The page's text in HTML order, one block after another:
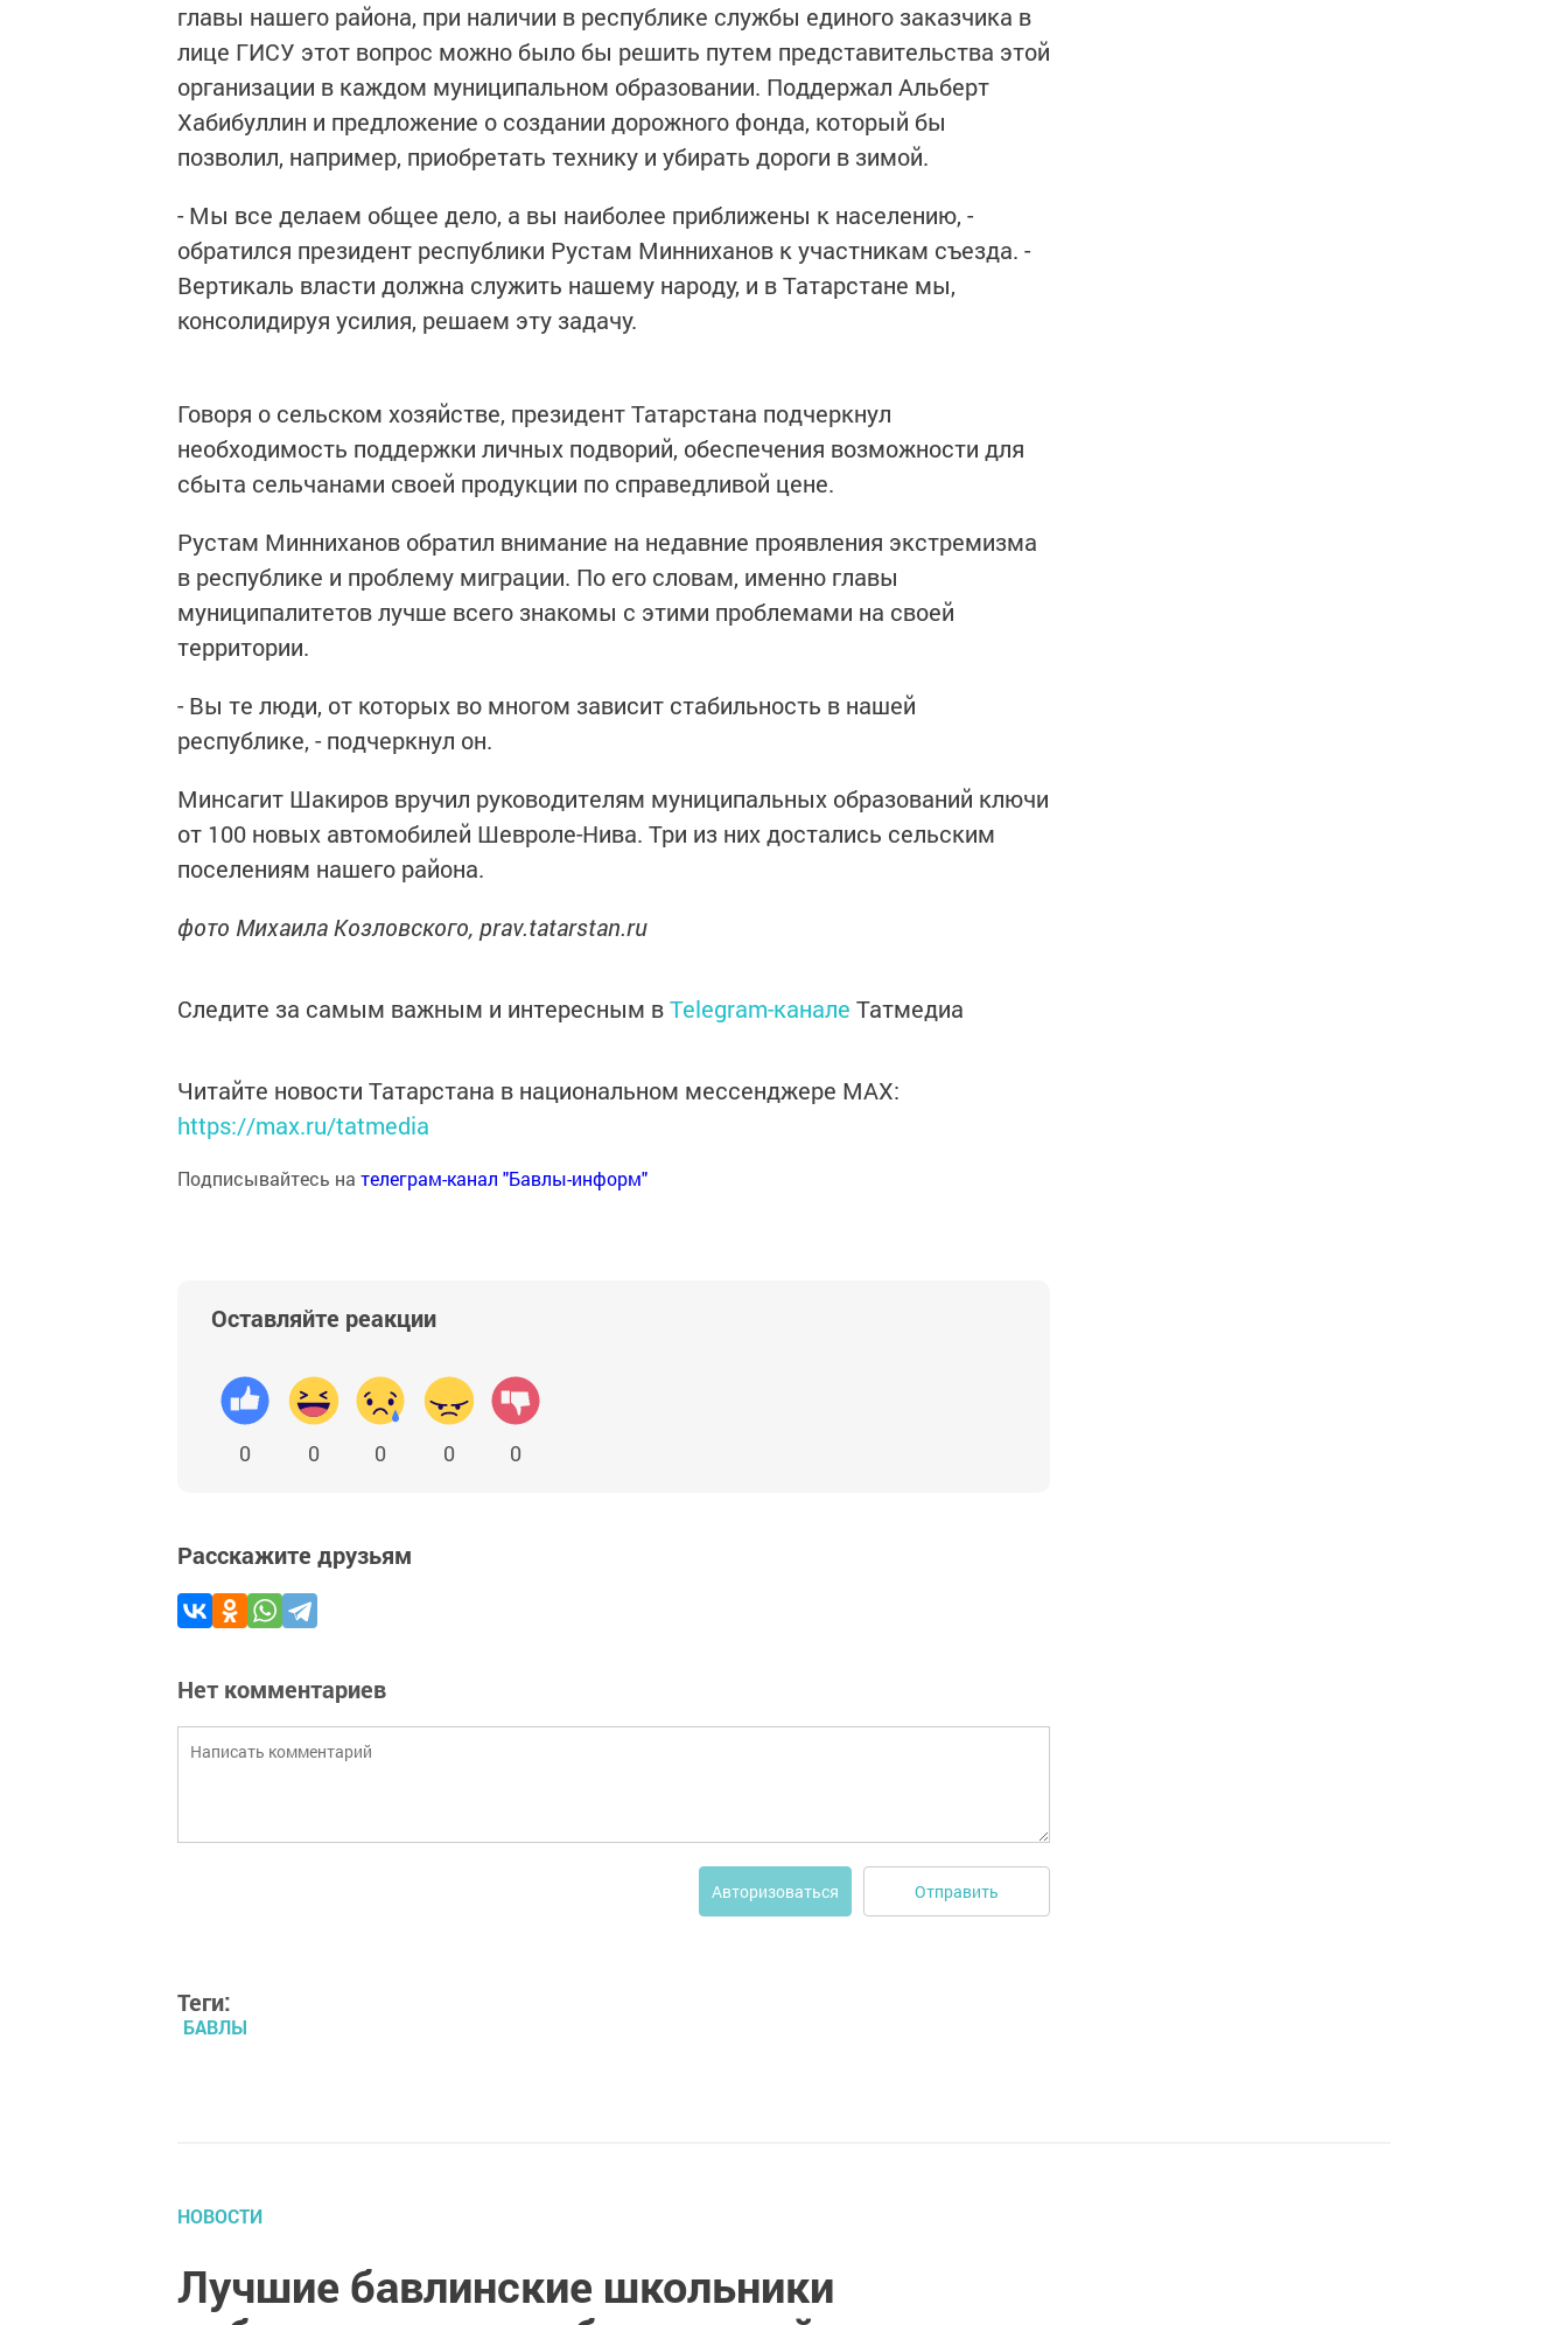
главы нашего района, при наличии в республике службы единого заказчика в
лице ГИСУ этот вопрос можно было бы решить путем представительства этой
организации в каждом муниципальном образовании. Поддержал Альберт
Хабибуллин и предложение о создании дорожного фонда, который бы
позволил, например, приобретать технику и убирать дороги в зимой.
- Мы все делаем общее дело, а вы наиболее приближены к населению, -
обратился президент республики Рустам Минниханов к участникам съезда. -
Вертикаль власти должна служить нашему народу, и в Татарстане мы,
консолидируя усилия, решаем эту задачу.
Говоря о сельском хозяйстве, президент Татарстана подчеркнул
необходимость поддержки личных подворий, обеспечения возможности для
сбыта сельчанами своей продукции по справедливой цене.
Рустам Минниханов обратил внимание на недавние проявления экстремизма
в республике и проблему миграции. По его словам, именно главы
муниципалитетов лучше всего знакомы с этими проблемами на своей
территории.
- Вы те люди, от которых во многом зависит стабильность в нашей
республике, - подчеркнул он.
Минсагит Шакиров вручил руководителям муниципальных образований ключи
от 100 новых автомобилей Шевроле-Нива. Три из них достались сельским
поселениям нашего района.
фото Михаила Козловского, prav.tatarstan.ru
Следите за самым важным и интересным вTelegram-канале Татмедиа
Читайте новости Татарстана в национальном мессенджере MАХ:
https://max.ru/tatmedia
Подписывайтесь на телеграм-канал "Бавлы-информ"
Оставляйте реакции
0 0 0 0 0
Расскажите друзьям
Нет комментариев
Авторизоваться Отправить
Теги:
БАВЛЫ
НОВОСТИ
Лучшие бавлинские школьники